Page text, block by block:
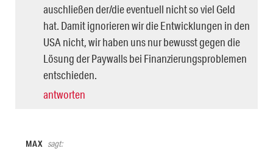
auschließen der/die eventuell nicht so viel Geld
hat. Damit ignorieren wir die Entwicklungen in den
USA nicht, wir haben uns nur bewusst gegen die
Lösung der Paywalls bei Finanzierungsproblemen
entschieden.
antworten
MAX sagt: